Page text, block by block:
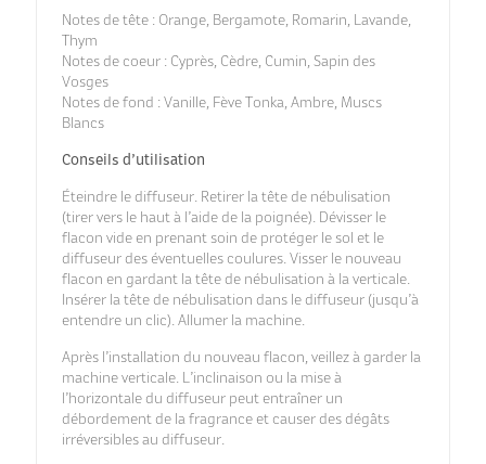
Notes de tête : Orange, Bergamote, Romarin, Lavande,
Thym
Notes de coeur : Cyprès, Cèdre, Cumin, Sapin des
Vosges
Notes de fond : Vanille, Fève Tonka, Ambre, Muscs
Blancs
Conseils d’utilisation
Éteindre le diffuseur. Retirer la tête de nébulisation
(tirer vers le haut à l’aide de la poignée). Dévisser le
flacon vide en prenant soin de protéger le sol et le
diffuseur des éventuelles coulures. Visser le nouveau
flacon en gardant la tête de nébulisation à la verticale.
Insérer la tête de nébulisation dans le diffuseur (jusqu’à
entendre un clic). Allumer la machine.
Après l’installation du nouveau flacon, veillez à garder la
machine verticale. L’inclinaison ou la mise à
l’horizontale du diffuseur peut entraîner un
débordement de la fragrance et causer des dégâts
irréversibles au diffuseur.